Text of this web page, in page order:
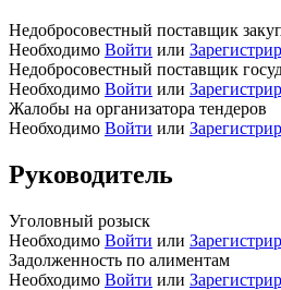
Недобросовестный поставщик
Необходимо Войти или
Недобросовестный поставщик
Необходимо Войти или
Жалобы на организатора тендеров
Необходимо Войти или
Руководитель
Уголовный розыск
Необходимо Войти или
Задолженность по алиментам
Необходимо Войти или